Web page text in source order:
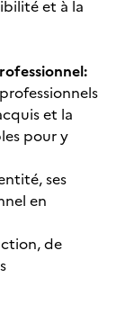
et à la
et la
pour y
ses
en
de